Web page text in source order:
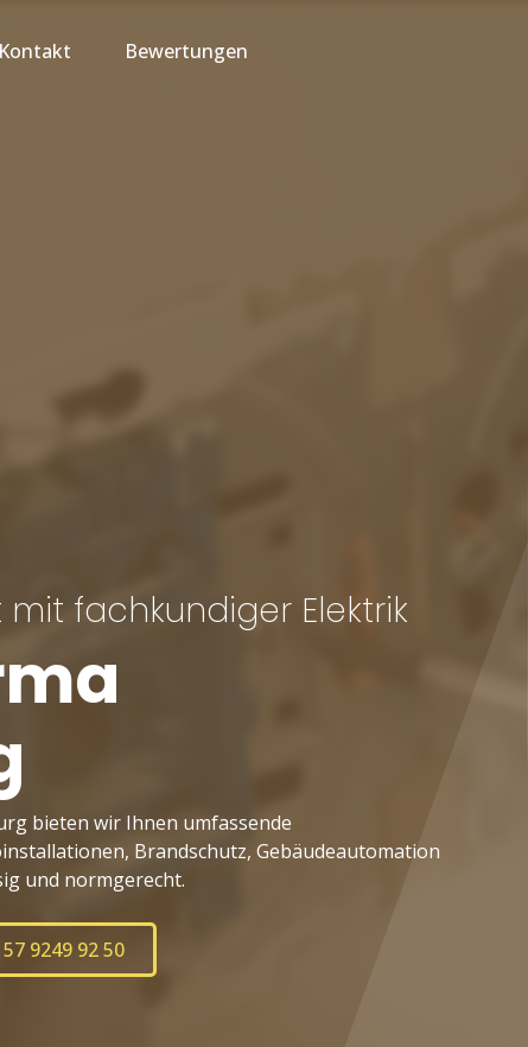
Kontakt Bewertungen
fachkundiger Elektrik
bieten wir Ihnen umfassende
Brandschutz, Gebäudeautomation
und normgerecht.
9249 92 50